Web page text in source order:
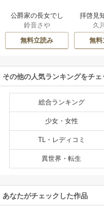
公爵家の長女でし
た
鈴音さや
無料立読み
拝啓見
様、離
だ
久
無料
その他の人気ランキングをチェ
総合ランキング
少女・女性
TL・レディコミ
異世界・転生
あなたがチェックした作品